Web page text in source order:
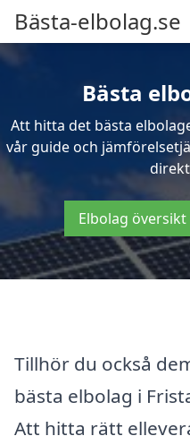
Bästa-elbolag.se
Bästa
Att hitta det bästa
vår guide och
Elbolag översikt
Tillhör du också
bästa elbolag i
Att hitta rätt